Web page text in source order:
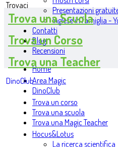
Presentazioni
Inglese in famiglia -
Contatti
Blog
Recensioni
Home
Area Magic
DinoClub
Trova un corso
Trova una scuola
Trova una Magic Teacher
Hocus&Lotus
La ricerca scientifica
Trovaci
Trova una Scuola
Trova un Corso
Trova una Teacher
DinoClub